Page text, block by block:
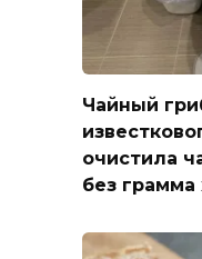
Чайный
очистила
без грамма